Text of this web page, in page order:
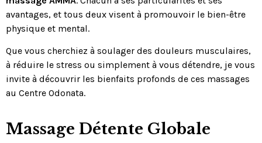
avantages, et tous deux visent à promouvoir le bien-être
physique et mental.
Que vous cherchiez à soulager des douleurs musculaires,
à réduire le stress ou simplement à vous détendre, je vous
invite à découvrir les bienfaits profonds de ces massages
au Centre Odonata.
Massage Détente Globale